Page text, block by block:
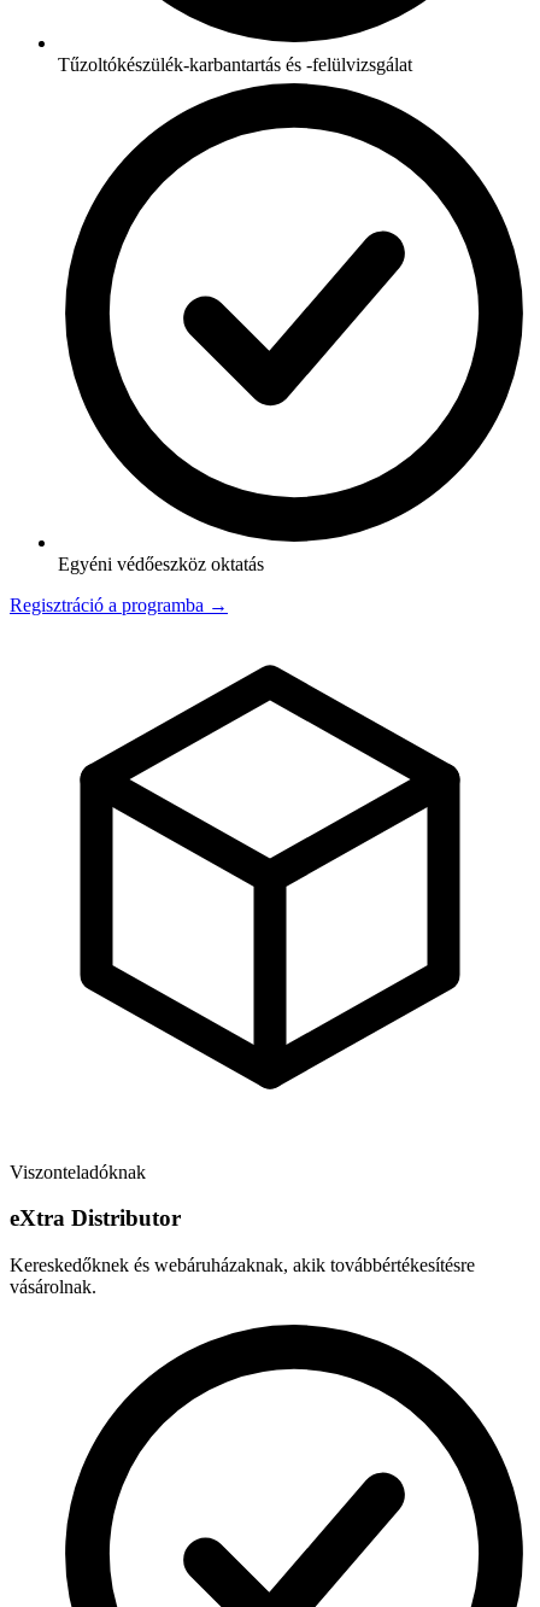
Tűzoltókészülék-karbantartás és -felülvizsgálat
Egyéni védőeszköz oktatás
Regisztráció a programba →
Viszonteladóknak
eXtra Distributor
Kereskedőknek és webáruházaknak, akik továbbértékesítésre
vásárolnak.